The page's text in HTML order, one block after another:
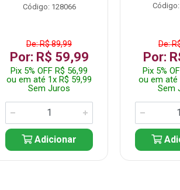
Código: 128066
De: R$ 89,99
Por: R$ 59,99
Pix 5% OFF R$ 56,99
ou em até 1x R$ 59,99
Sem Juros
Adicionar
De:
Por:
Pix 5%
ou em até
Sem